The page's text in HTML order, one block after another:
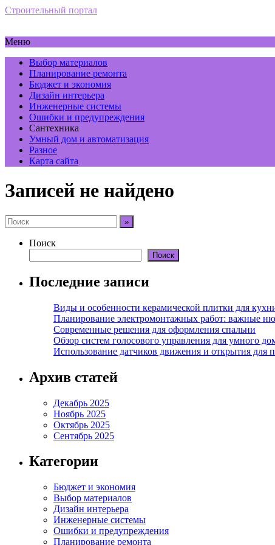
Строительный портал
Меню
Выбор материалов
Планирование ремонта
Бюджет и экономия
Дизайн интерьера
Инженерные системы
Ошибки и предупреждения
Сантехника
Умный дом и автоматизация
Разное
Карта сайта
Записей не найдено
Поиск
Поиск
Последние записи
Виды и особенности керамической плитки для
Планирование электромонтажных работ: важные
Современные решения для оформления спальни
Обзор систем голосового управления для умного
Использование датчиков движения и открытия для
Архив статей
Декабрь 2025
Ноябрь 2025
Октябрь 2025
Сентябрь 2025
Категории
Бюджет и экономия
Выбор материалов
Дизайн интерьера
Инженерные системы
Ошибки и предупреждения
Планирование ремонта